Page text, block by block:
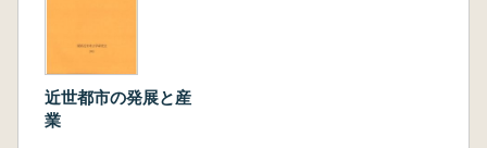
近世都市の発展と産
業